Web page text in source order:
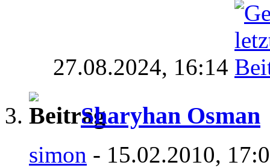
27.08.2024, 16:14
Sharyhan Osman
simon - 15.02.2010,